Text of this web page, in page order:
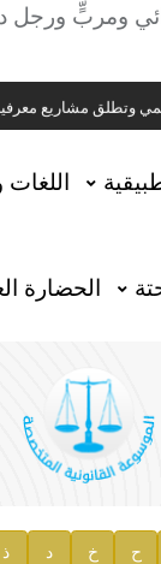
ومربٍّ ورجل
الموسوعة العربية
مشاريع معرفية
2025
الموسوعة العربية
في سورية
اللغات
الحضارة
ح خ د ذ